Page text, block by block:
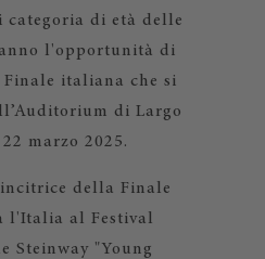
di età delle
l'opportunità di
Finale italiana che si
di Largo
marzo 2025.
della Finale
l'Italia al Festival
Steinway "Young